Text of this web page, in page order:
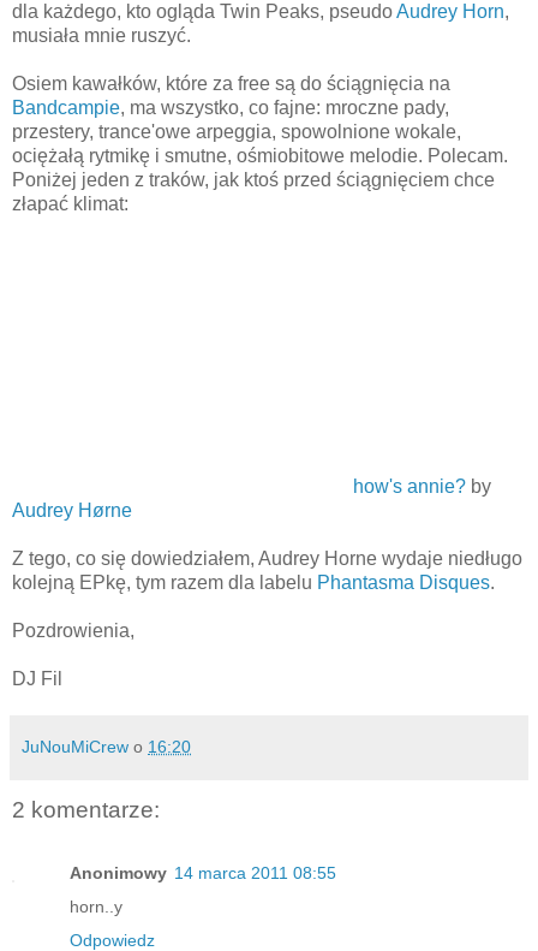
dla każdego, kto ogląda Twin Peaks, pseudoAudrey Horn,
musiała mnie ruszyć.
Osiem kawałków, które za free są do ściągnięcia na
Bandcampie, ma wszystko, co fajne: mroczne pady,
przestery, trance'owe arpeggia, spowolnione wokale,
ociężałą rytmikę i smutne, ośmiobitowe melodie. Polecam.
Poniżej jeden z traków, jak ktoś przed ściągnięciem chce
złapać klimat:
how's annie? by
Audrey Hørne
Z tego, co się dowiedziałem, Audrey Horne wydaje niedługo
kolejną EPkę, tym razem dla labelu Phantasma Disques.
Pozdrowienia,
DJ Fil
JuNouMiCrew o 16:20
2 komentarze:
Anonimowy 14 marca 2011 08:55
horn..y
Odpowiedz